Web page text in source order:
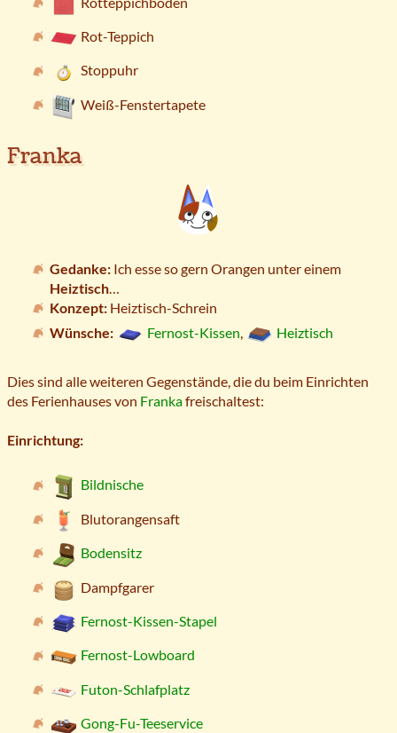
Rot-Teppich
Stoppuhr
Weiß-Fenstertapete
Franka
Gedanke: Ich esse so gern Orangen unter einem
Heiztisch…
Konzept: Heiztisch-Schrein
Wünsche:
Fernost-Kissen, Heiztisch
Dies sind alle weiteren Gegenstände, die du beim Einrichten
des Ferienhauses von Frankafreischaltest:
Einrichtung:
Bildnische
Blutorangensaft
Bodensitz
Dampfgarer
Fernost-Kissen-Stapel
Fernost-Lowboard
Futon-Schlafplatz
Gong-Fu-Teeservice